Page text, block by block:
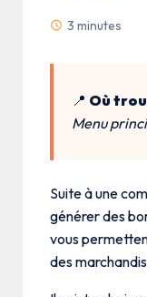
3 minutes
📍 Où
Menu
Suite à une
générer des
vous
des